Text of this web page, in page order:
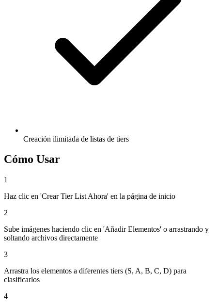
Creación ilimitada de listas de tiers
Cómo Usar
1
Haz clic en 'Crear Tier List Ahora' en la página de inicio
2
Sube imágenes haciendo clic en 'Añadir Elementos' o arrastrando y
soltando archivos directamente
3
Arrastra los elementos a diferentes tiers (S, A, B, C, D) para
clasificarlos
4